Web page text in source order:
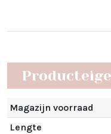
Magazijn voorraad
Lengte